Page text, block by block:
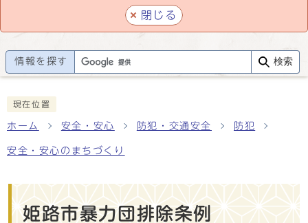
閉じる
情報を探す 検索
現在位置
ホーム 安全・安心 防犯・交通安全 防犯
安全・安心のまちづくり
姫路市暴力団排除条例